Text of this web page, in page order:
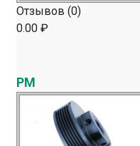
Отзывов (0)
0.00 ₽
PM